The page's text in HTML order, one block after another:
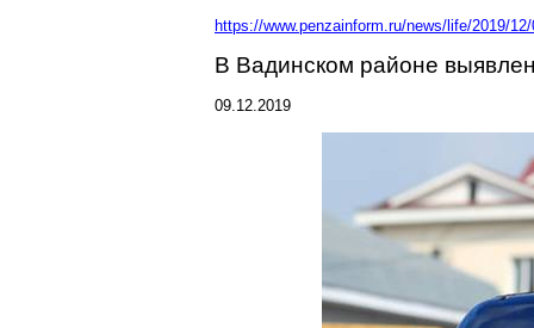
https://www.penzainform.ru/news/life/2019/
В Вадинском районе
09.12.2019